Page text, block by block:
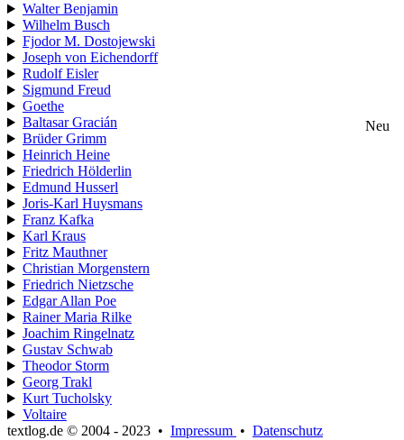
Walter Benjamin
Wilhelm Busch
Fjodor M. Dostojewski
Joseph von Eichendorff
Rudolf Eisler
Sigmund Freud
Goethe
Baltasar Gracián
Neu
Brüder Grimm
Heinrich Heine
Friedrich Hölderlin
Edmund Husserl
Joris-Karl Huysmans
Franz Kafka
Karl Kraus
Fritz Mauthner
Christian Morgenstern
Friedrich Nietzsche
Edgar Allan Poe
Rainer Maria Rilke
Joachim Ringelnatz
Gustav Schwab
Theodor Storm
Georg Trakl
Kurt Tucholsky
Voltaire
textlog.de © 2004 - 2023 • Impressum • Datenschutz